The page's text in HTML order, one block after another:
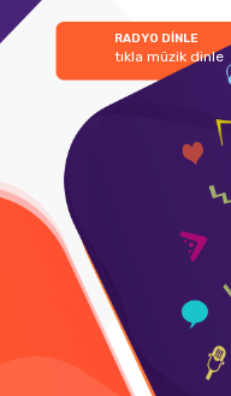
RADYO DİNLE
tıkla müzik dinle